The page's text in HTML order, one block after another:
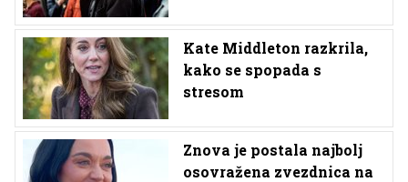
Kate Middleton razkrila,
kako se spopada s
stresom
Znova je postala najbolj
osovražena zvezdnica na